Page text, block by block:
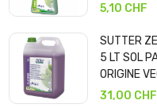
5,10 CHF
SUTTER
5 LT SOL
ORIGINE
31,00 CHF